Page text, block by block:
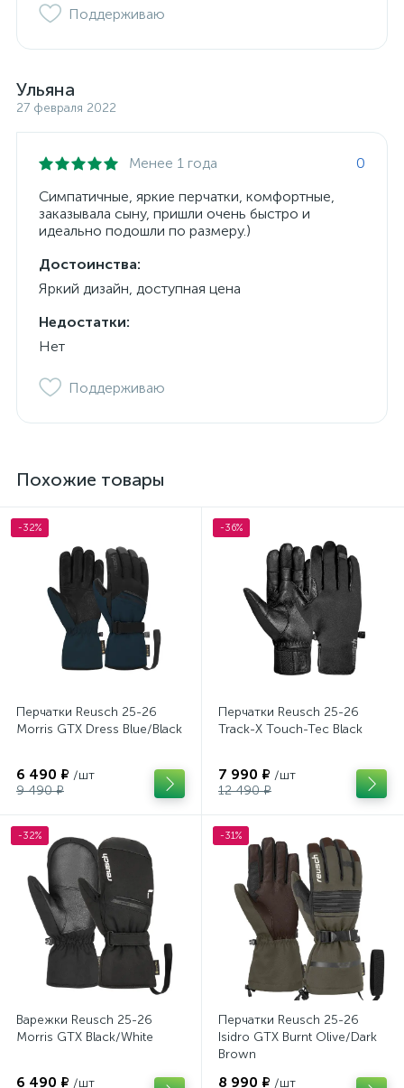
Поддерживаю
Ульяна
27 февраля 2022
Менее 1 года
0
Симпатичные, яркие перчатки, комфортные,
заказывала сыну, пришли очень быстро и
идеально подошли по размеру.)
Достоинства:
Яркий дизайн, доступная цена
Недостатки:
Нет
Поддерживаю
Похожие товары
-32%
Перчатки Reusch 25-26
Morris GTX Dress Blue/Black
6 490 ₽ /шт
9 490 ₽
-36%
Перчатки Reusch 25-26
Track-X Touch-Tec Black
7 990 ₽ /шт
12 490 ₽
-32%
Варежки Reusch 25-26
Morris GTX Black/White
6 490 ₽ /шт
-31%
Перчатки Reusch 25-26
Isidro GTX Burnt Olive/Dark
Brown
8 990 ₽ /шт